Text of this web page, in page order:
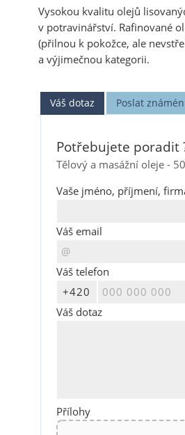
Vysokou kvalitu olejů
v potravinářství. Rafinované
(přilnou k pokožce, ale
a výjimečnou kategorii.
Váš dotaz Poslat
Potřebujete poradit
Tělový a masážní oleje -
Vaše jméno, příjmení,
Váš email
Váš telefon
Váš dotaz
Přílohy